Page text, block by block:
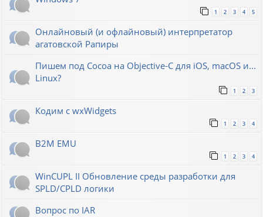
1 2 3 4 5
Онлайновый (и офлайновый) интерпретатор
агатовской Рапиры
Пишем под Cocoa на Objective-C для iOS, macOS и...
Linux?
1 2 3
Кодим с wxWidgets
1 2 3 4
B2M EMU
1 2 3 4
WinCUPL II Обновление среды разработки для
SPLD/CPLD логики
Вопрос по IAR